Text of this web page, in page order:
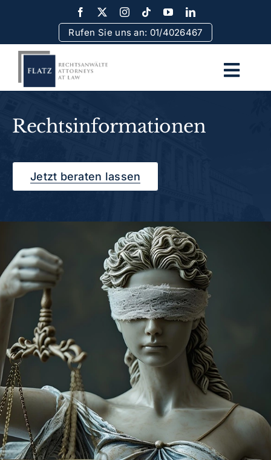
content
Rufen Sie uns an: 01/4026467
Rechtsgebiete
Erfolge
Rechtsinformationen
Kosten
Kontakt
Rechtsinformationen
Jetzt beraten lassen